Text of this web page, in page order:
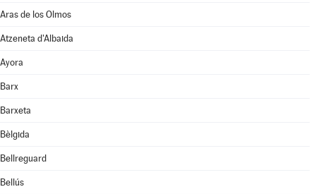
Aras de los Olmos
Atzeneta d'Albaida
Ayora
Barx
Barxeta
Bèlgida
Bellreguard
Bellús